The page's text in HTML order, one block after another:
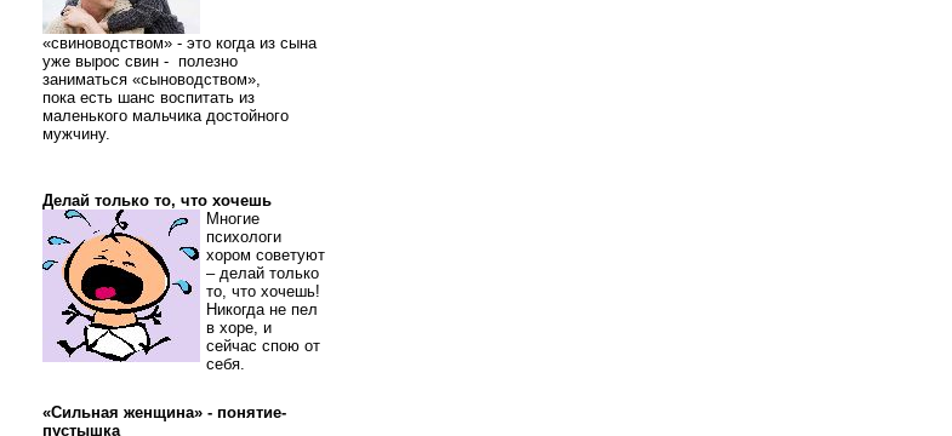
«свиноводством» - это когда из сына
уже вырос свин - полезно
заниматься «сыноводством»,
пока есть шанс воспитать из
маленького мальчика достойного
мужчину.
Делай только то, что хочешь
Многие
психологи
хором советуют
– делай только
то, что хочешь!
Никогда не пел
в хоре, и
сейчас спою от
себя.
«Сильная женщина» - понятие-
пустышка